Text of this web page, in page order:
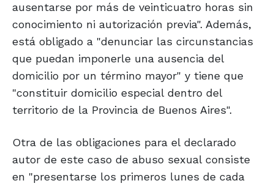
ausentarse por más de veinticuatro horas sin
conocimiento ni autorización previa". Además,
está obligado a "denunciar las circunstancias
que puedan imponerle una ausencia del
domicilio por un término mayor" y tiene que
"constituir domicilio especial dentro del
territorio de la Provincia de Buenos Aires".
Otra de las obligaciones para el declarado
autor de este caso de abuso sexual consiste
en "presentarse los primeros lunes de cada